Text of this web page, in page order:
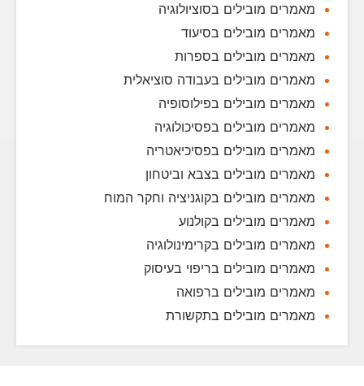
מאמרים מובילים בסוציולוגיה
מאמרים מובילים בסיעוד
מאמרים מובילים בספרות
מאמרים מובילים בעבודה סוציאלית
מאמרים מובילים בפילוסופיה
מאמרים מובילים בפסיכולוגיה
מאמרים מובילים בפסיכיאטריה
מאמרים מובילים בצבא וביטחון
מאמרים מובילים בקוגניציה וחקר המוח
מאמרים מובילים בקולנוע
מאמרים מובילים בקרימינולוגיה
מאמרים מובילים בריפוי בעיסוק
מאמרים מובילים ברפואה
מאמרים מובילים בתקשורת